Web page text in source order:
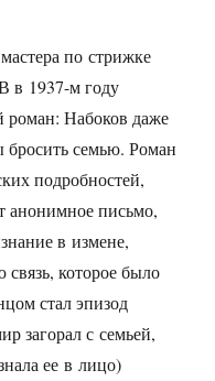
по стрижке
в 1937-мгоду
роман: Набоков даже
бросить семью. Роман
подробностей,
анонимное письмо,
в измене,
связь, которое было
стал эпизод
загорал с семьей,
ее в лицо)